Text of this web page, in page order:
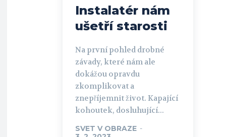
Instalatér nám
ušetří starosti
Na první pohled drobné
závady, které nám ale
dokážou opravdu
zkomplikovat a
znepříjemnit život. Kapající
kohoutek, dosluhující...
SVET V OBRAZE -